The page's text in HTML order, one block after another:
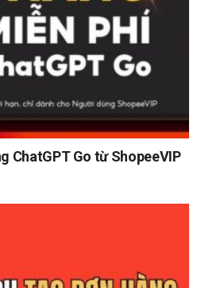
ChatGPT Go từ ShopeeVIP